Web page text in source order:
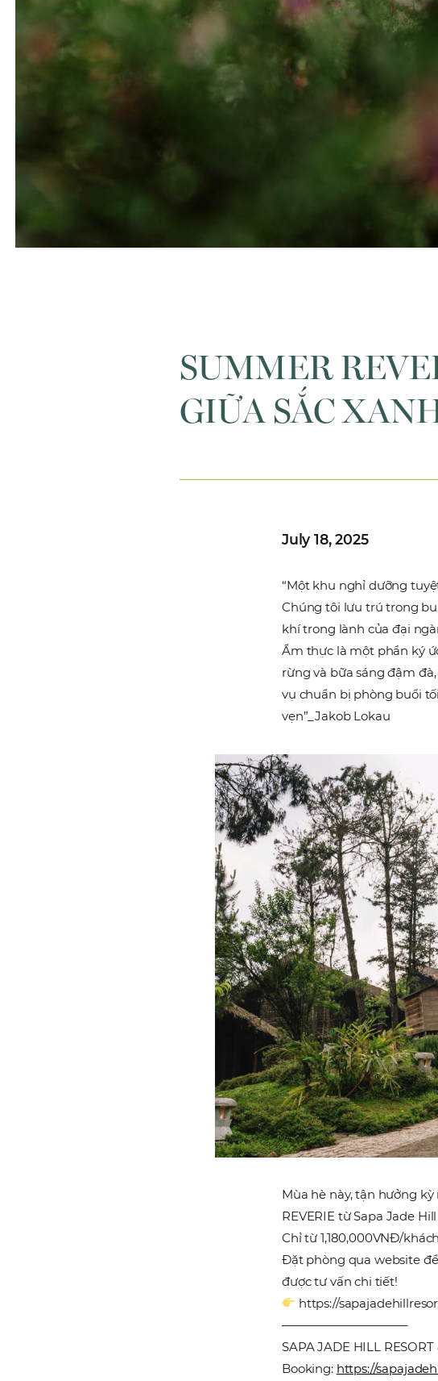
SUMMER
GIỮA SẮC
July 18, 2025
“Một khu nghỉ dưỡng
Chúng tôi lưu trú trong
khí trong lành của đại
Ẩm thực là một phần ký
rừng và bữa sáng đậm
vụ chuẩn bị phòng buổi
vẹn”_Jakob Lokau
Mùa hè này, tận hưởng
REVERIE từ Sapa Jade
Chỉ từ 1,180,000VNĐ/
Đặt phòng qua website
được tư vấn chi tiết!
https://
——————————–
SAPA JADE HILL RESORT
Booking: https://